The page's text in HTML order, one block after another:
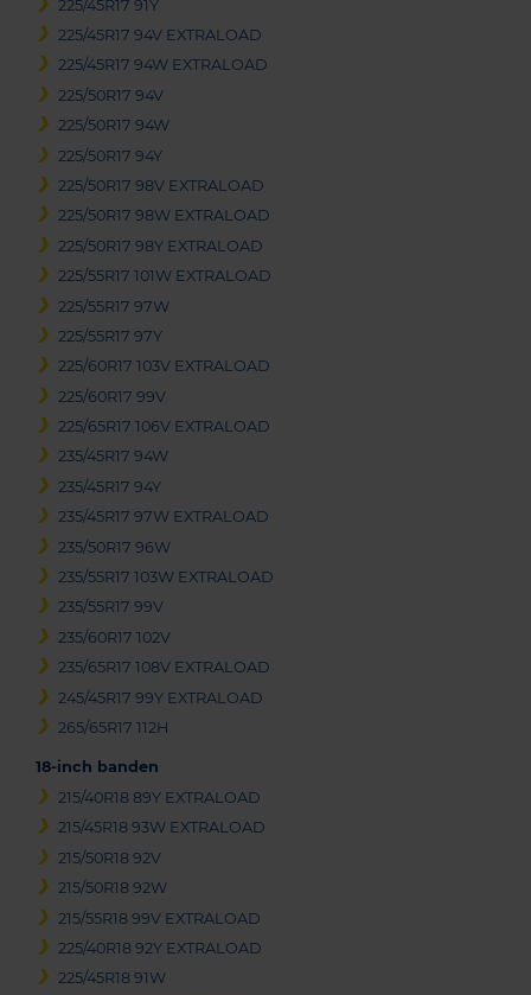
225/45R17 91Y
225/45R17 94V EXTRALOAD
225/45R17 94W EXTRALOAD
225/50R17 94V
225/50R17 94W
225/50R17 94Y
225/50R17 98V EXTRALOAD
225/50R17 98W EXTRALOAD
225/50R17 98Y EXTRALOAD
225/55R17 101W EXTRALOAD
225/55R17 97W
225/55R17 97Y
225/60R17 103V EXTRALOAD
225/60R17 99V
225/65R17 106V EXTRALOAD
235/45R17 94W
235/45R17 94Y
235/45R17 97W EXTRALOAD
235/50R17 96W
235/55R17 103W EXTRALOAD
235/55R17 99V
235/60R17 102V
235/65R17 108V EXTRALOAD
245/45R17 99Y EXTRALOAD
265/65R17 112H
18-inch banden
215/40R18 89Y EXTRALOAD
215/45R18 93W EXTRALOAD
215/50R18 92V
215/50R18 92W
215/55R18 99V EXTRALOAD
225/40R18 92Y EXTRALOAD
225/45R18 91W